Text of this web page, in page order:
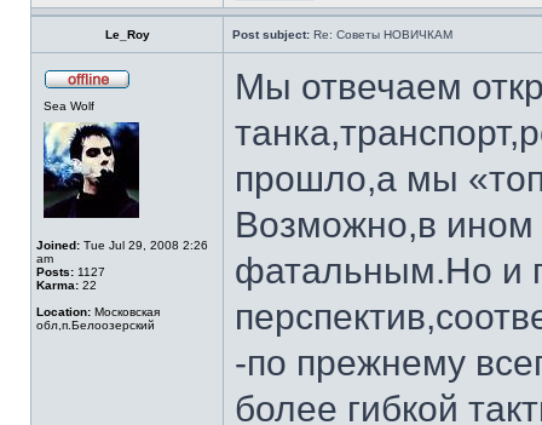
Le_Roy Post subject: Re: Советы НОВИЧКАМ
Sea Wolf
Joined: Tue Jul 29, 2008 2:26
am
Posts: 1127
Karma: 22
Location: Московская
обл,п.Белоозерский
Мы отвечаем
прошло,а мы
Возможно,в ином
фатальным.Но и
-по прежнему
более гибкой